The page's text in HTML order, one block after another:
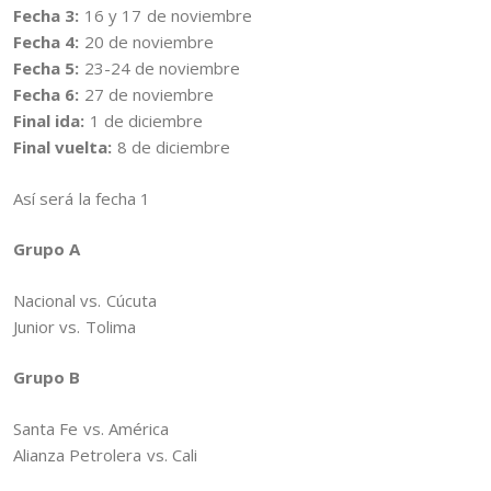
Fecha 3: 16 y 17 de noviembre
Fecha 4: 20 de noviembre
Fecha 5: 23-24 de noviembre
Fecha 6: 27 de noviembre
Final ida: 1 de diciembre
Final vuelta: 8 de diciembre
Así será la fecha 1
Grupo A
Nacional vs. Cúcuta
Junior vs. Tolima
Grupo B
Santa Fe vs. América
Alianza Petrolera vs. Cali